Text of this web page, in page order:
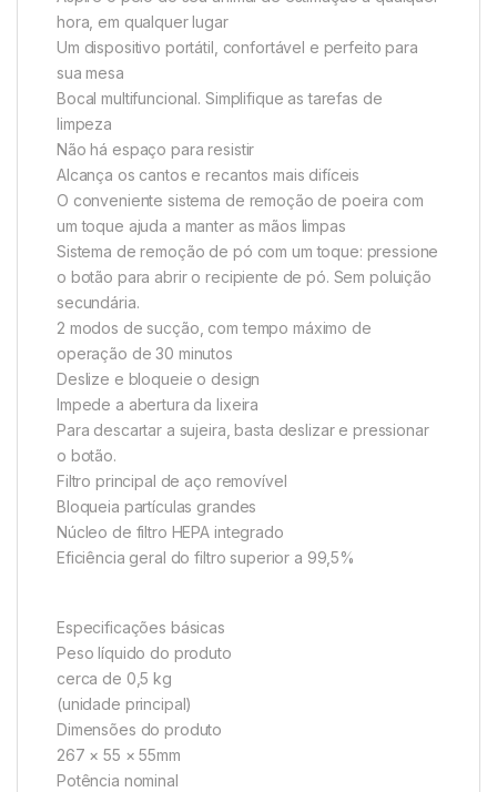
hora, em qualquer lugar
Um dispositivo portátil, confortável e perfeito para
sua mesa
Bocal multifuncional. Simplifique as tarefas de
limpeza
Não há espaço para resistir
Alcança os cantos e recantos mais difíceis
O conveniente sistema de remoção de poeira com
um toque ajuda a manter as mãos limpas
Sistema de remoção de pó com um toque: pressione
o botão para abrir o recipiente de pó. Sem poluição
secundária.
2 modos de sucção, com tempo máximo de
operação de 30 minutos
Deslize e bloqueie o design
Impede a abertura da lixeira
Para descartar a sujeira, basta deslizar e pressionar
o botão.
Filtro principal de aço removível
Bloqueia partículas grandes
Núcleo de filtro HEPA integrado
Eficiência geral do filtro superior a 99,5%
Especificações básicas
Peso líquido do produto
cerca de 0,5 kg
(unidade principal)
Dimensões do produto
267 × 55 × 55mm
Potência nominal